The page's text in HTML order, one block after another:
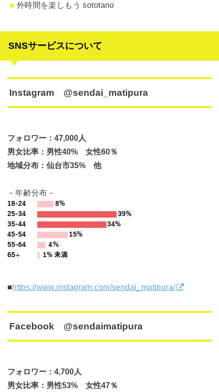
外時間を楽しもう sototano
SNSサービスについて
Instagram @sendai_matipura
フォロワー：47,000人
男女比率：男性40% 女性60％
地域分布：仙台市35% 他
－年齢分布－
■https://www.instagram.com/sendai_matipura/
Facebook @sendaimatipura
フォロワー：4,700人
男女比率：男性53% 女性47％